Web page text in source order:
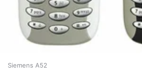
Siemens A52